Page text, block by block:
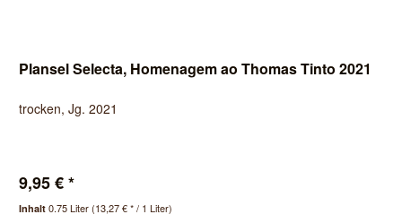
Plansel Selecta, Homenagem ao Thomas Tinto 2021
trocken, Jg. 2021
9,95 € *
Inhalt0.75 Liter(13,27 € * / 1 Liter)